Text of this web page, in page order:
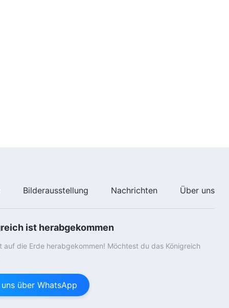
Bilderausstellung Nachrichten Über uns
ist herabgekommen
auf die Erde herabgekommen! Möchtest du das Königreich
über WhatsApp